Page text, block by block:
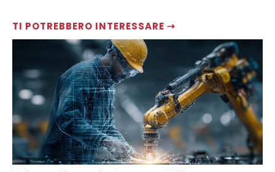
TI POTREBBERO INTERESSARE ⇢